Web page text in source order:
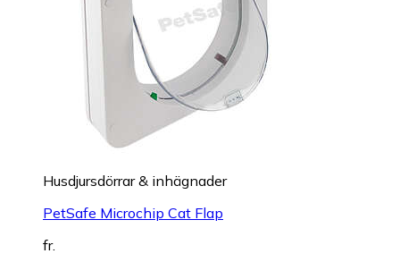
Husdjursdörrar & inhägnader
PetSafe Microchip Cat Flap
fr.